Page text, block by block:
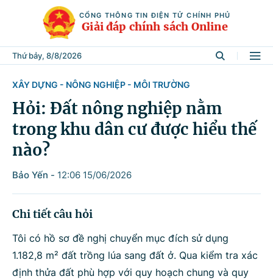
CỔNG THÔNG TIN ĐIỆN TỬ CHÍNH PHỦ
Giải đáp chính sách Online
Thứ bảy, 8/8/2026
Tìm kiếm
Từ khóa
Lĩnh vực
XÂY DỰNG - NÔNG NGHIỆP - MÔI TRƯỜNG
Hỏi: Đất nông nghiệp nằm
trong khu dân cư được hiểu thế
nào?
Bảo Yến - 12:06 15/06/2026
Chi tiết câu hỏi
Tôi có hồ sơ đề nghị chuyển mục đích sử dụng
1.182,8 m² đất trồng lúa sang đất ở. Qua kiểm tra xác
định thửa đất phù hợp với quy hoạch chung và quy